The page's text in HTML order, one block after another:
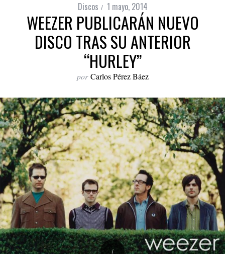
Discos 1 mayo, 2014
WEEZER PUBLICARÁN NUEVO
DISCO TRAS SU ANTERIOR
“HURLEY”
por Carlos Pérez Báez